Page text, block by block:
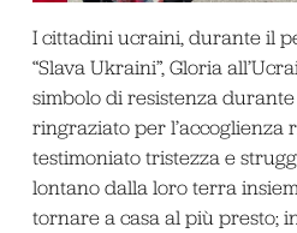
I cittadini ucraini, durante il
“Slava Ukraini”, Gloria
simbolo di resistenza durante
ringraziato per l’accoglienza
testimoniato tristezza e
lontano dalla loro terra
tornare a casa al più presto;